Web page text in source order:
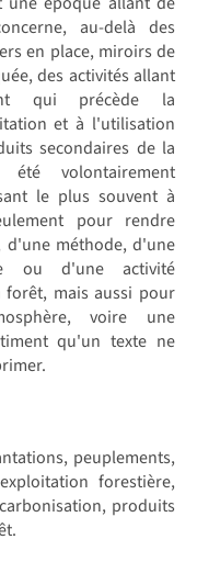
au-delà des
en place, miroirs de
des activités allant
qui précède la
et à l'utilisation
secondaires de la
volontairement
le plus souvent à
pour rendre
méthode, d'une
ou d'une activité
mais aussi pour
voire une
qu'un texte ne
peuplements,
forestière,
produits